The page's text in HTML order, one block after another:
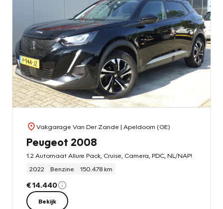
Vakgarage Van Der Zande | Apeldoorn (GE)
Peugeot 2008
1.2 Automaat Allure Pack, Cruise, Camera, PDC, NL/NAP!
2022
Benzine 150.478 km
€ 14.440
Bekijk